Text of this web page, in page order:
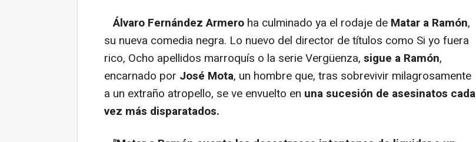
Álvaro Fernández Armero ha culminado ya el rodaje de Matar a Ramón,
su nueva comedia negra. Lo nuevo del director de títulos como Si yo fuera
rico, Ocho apellidos marroquís o la serie Vergüenza, sigue a Ramón,
encarnado por José Mota, un hombre que, tras sobrevivir milagrosamente
a un extraño atropello, se ve envuelto en una sucesión de asesinatos cada
vez más disparatados.